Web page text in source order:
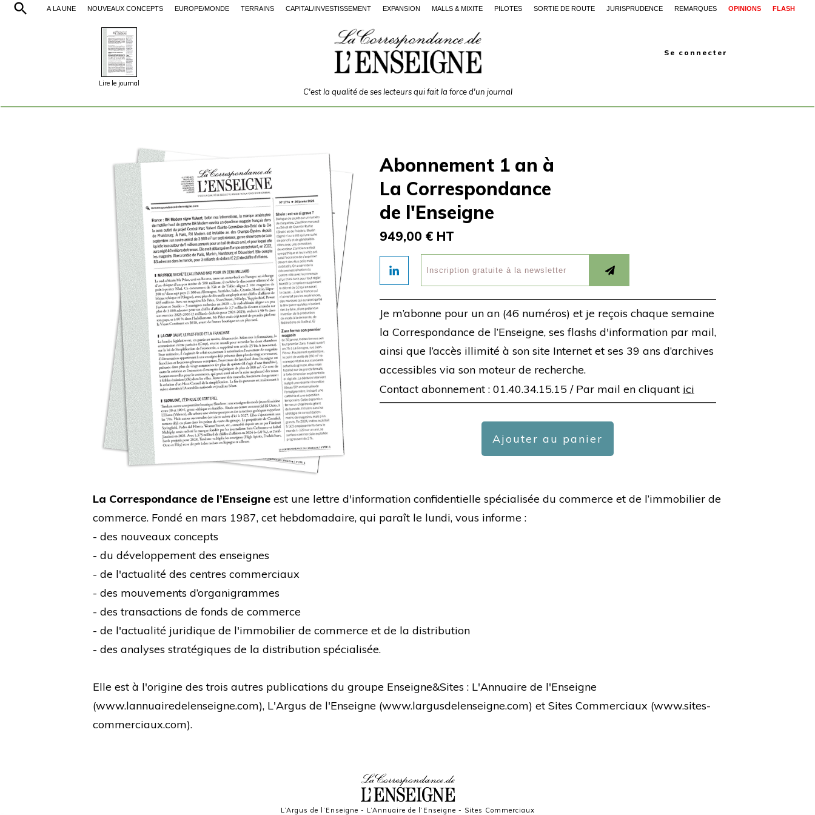
À LA UNE NOUVEAUX CONCEPTS EUROPE/MONDE TERRAINS CAPITAL/INVESTISSEMENT EXPANSION MALLS & MIXITÉ PILOTES SORTIE DE ROUTE JURISPRUDENCE REMARQUES OPINIONS FLASH
Lire le journal
C'est la qualité de ses lecteurs qui fait la force d'un journal
Se connecter
Abonnement 1 an à
La Correspondance
de l'Enseigne
949,00 € HT
Je m’abonne pour un an (46 numéros) et je reçois chaque semaine
la Correspondance de l’Enseigne, ses flashs d'information par mail,
ainsi que l’accès illimité à son site Internet et ses 39 ans d’archives
accessibles via son moteur de recherche.
Contact abonnement : 01.40.34.15.15 / Par mail en cliquant ici
Ajouter au panier
La Correspondance de l’Enseigne est une lettre d'information confidentielle spécialisée du commerce et de l’immobilier de
commerce. Fondé en mars 1987, cet hebdomadaire, qui paraît le lundi, vous informe :
- des nouveaux concepts
- du développement des enseignes
- de l'actualité des centres commerciaux
- des mouvements d’organigrammes
- des transactions de fonds de commerce
- de l'actualité juridique de l'immobilier de commerce et de la distribution
- des analyses stratégiques de la distribution spécialisée.
Elle est à l'origine des trois autres publications du groupe Enseigne&Sites : L'Annuaire de l'Enseigne
(www.lannuairedelenseigne.com), L'Argus de l'Enseigne (www.largusdelenseigne.com) et Sites Commerciaux (www.sites-
commerciaux.com).
L’Argus de l’Enseigne - L’Annuaire de l’Enseigne - Sites Commerciaux